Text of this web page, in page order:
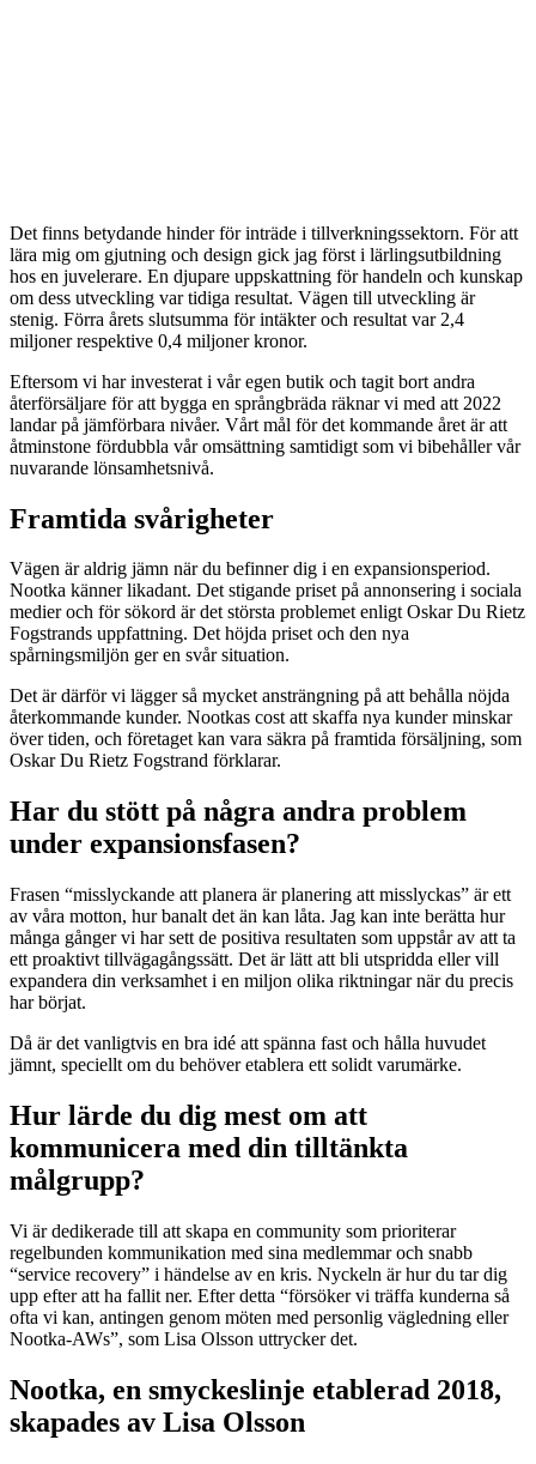
Det finns betydande hinder för inträde i tillverkningssektorn. För att
lära mig om gjutning och design gick jag först i lärlingsutbildning
hos en juvelerare. En djupare uppskattning för handeln och kunskap
om dess utveckling var tidiga resultat. Vägen till utveckling är
stenig. Förra årets slutsumma för intäkter och resultat var 2,4
miljoner respektive 0,4 miljoner kronor.
Eftersom vi har investerat i vår egen butik och tagit bort andra
återförsäljare för att bygga en språngbräda räknar vi med att 2022
landar på jämförbara nivåer. Vårt mål för det kommande året är att
åtminstone fördubbla vår omsättning samtidigt som vi bibehåller vår
nuvarande lönsamhetsnivå.
Framtida svårigheter
Vägen är aldrig jämn när du befinner dig i en expansionsperiod.
Nootka känner likadant. Det stigande priset på annonsering i sociala
medier och för sökord är det största problemet enligt Oskar Du Rietz
Fogstrands uppfattning. Det höjda priset och den nya
spårningsmiljön ger en svår situation.
Det är därför vi lägger så mycket ansträngning på att behålla nöjda
återkommande kunder. Nootkas cost att skaffa nya kunder minskar
över tiden, och företaget kan vara säkra på framtida försäljning, som
Oskar Du Rietz Fogstrand förklarar.
Har du stött på några andra problem
under expansionsfasen?
Frasen “misslyckande att planera är planering att misslyckas” är ett
av våra motton, hur banalt det än kan låta. Jag kan inte berätta hur
många gånger vi har sett de positiva resultaten som uppstår av att ta
ett proaktivt tillvägagångssätt. Det är lätt att bli utspridda eller vill
expandera din verksamhet i en miljon olika riktningar när du precis
har börjat.
Då är det vanligtvis en bra idé att spänna fast och hålla huvudet
jämnt, speciellt om du behöver etablera ett solidt varumärke.
Hur lärde du dig mest om att
kommunicera med din tilltänkta
målgrupp?
Vi är dedikerade till att skapa en community som prioriterar
regelbunden kommunikation med sina medlemmar och snabb
“service recovery” i händelse av en kris. Nyckeln är hur du tar dig
upp efter att ha fallit ner. Efter detta “försöker vi träffa kunderna så
ofta vi kan, antingen genom möten med personlig vägledning eller
Nootka-AWs”, som Lisa Olsson uttrycker det.
Nootka, en smyckeslinje etablerad 2018,
skapades av Lisa Olsson